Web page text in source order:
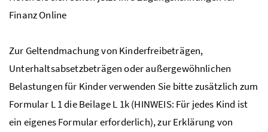
Finanz Online
Zur Geltendmachung von Kinderfreibeträgen,
Unterhaltsabsetzbeträgen oder außergewöhnlichen
Belastungen für Kinder verwenden Sie bitte zusätzlich zum
Formular L 1 die Beilage L 1k (HINWEIS: Für jedes Kind ist
ein eigenes Formular erforderlich), zur Erklärung von